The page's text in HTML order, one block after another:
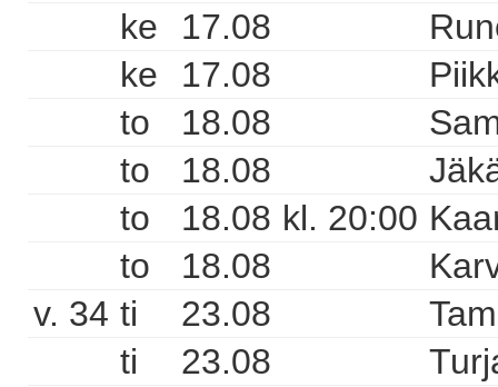
ke
17.08
ke
17.08
to
18.08
to
18.08
to
18.08 kl. 20:00
to
18.08
v. 34 ti 23.08
ti
23.08